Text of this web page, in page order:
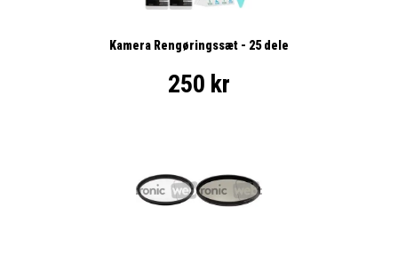
Kamera Rengøringssæt - 25 dele
250 kr